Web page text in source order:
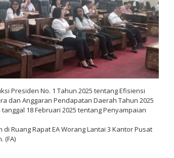
Presiden No. 1 Tahun 2025 tentang Efisiensi
dan Anggaran Pendapatan Daerah Tahun 2025
18 Februari 2025 tentang Penyampaian
Ruang Rapat EA Worang Lantai 3 Kantor Pusat
(FA)